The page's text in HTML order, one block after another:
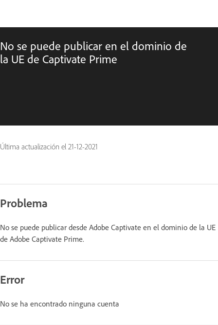
No se puede publicar en el dominio de
la UE de Captivate Prime
Última actualización el 21-12-2021
Problema
No se puede publicar desde Adobe Captivate en el dominio de la UE
de Adobe Captivate Prime.
Error
No se ha encontrado ninguna cuenta